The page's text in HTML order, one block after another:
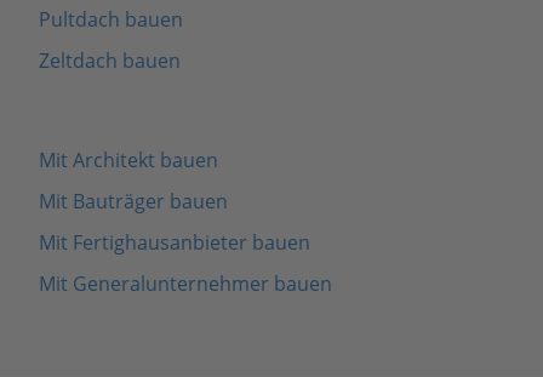
Pultdach bauen
Zeltdach bauen
Mit Architekt bauen
Mit Bauträger bauen
Mit Fertighausanbieter bauen
Mit Generalunternehmer bauen